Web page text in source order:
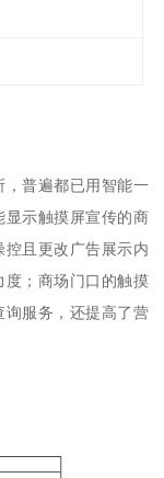
，普遍都已用智能一
显示触摸屏宣传的商
且更改广告展示内
度；商场门口的触摸
询服务，还提高了营